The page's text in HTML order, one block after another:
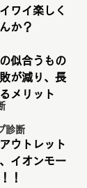
診断
ワイ楽しく
か？
似合うもの
が減り、長
メリット
ウトレット
イオンモー
！